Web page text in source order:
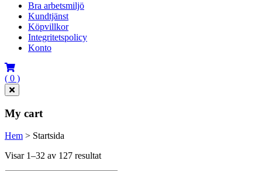
Bra arbetsmiljö
Kundtjänst
Köpvillkor
Integritetspolicy
Konto
( 0 )
My cart
Hem > Startsida
Visar 1–32 av 127 resultat